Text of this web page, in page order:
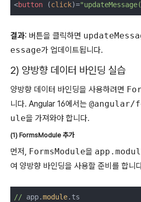
<button (click)=
결과: 버튼을 클릭하면
essage가 업데이트됩니다.
2) 양방향 데이터 바인딩 실습
양방향 데이터 바인딩을 사용하려면
니다. Angular 16에서는 @angular/
ule을 가져와야 합니다.
(1) FormsModule 추가
먼저, FormsModule을
여 양방향 바인딩을 사용할 준비를 합니
// app.module